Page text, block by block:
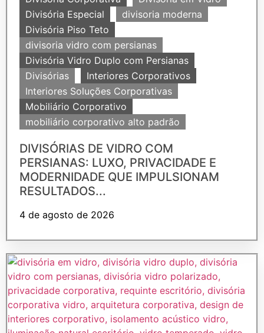
Divisória Especial
divisoria moderna
Divisória Piso Teto
divisoria vidro com persianas
Divisória Vidro Duplo com Persianas
Divisórias
Interiores Corporativos
Interiores Soluções Corporativas
Mobiliário Corporativo
mobiliário corporativo alto padrão
DIVISÓRIAS DE VIDRO COM
PERSIANAS: LUXO, PRIVACIDADE E
MODERNIDADE QUE IMPULSIONAM
RESULTADOS...
4 de agosto de 2026